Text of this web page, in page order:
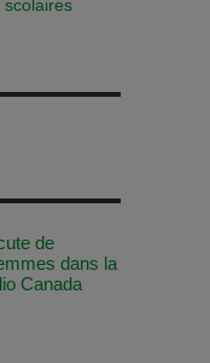
scolaires
de
dans la
Canada